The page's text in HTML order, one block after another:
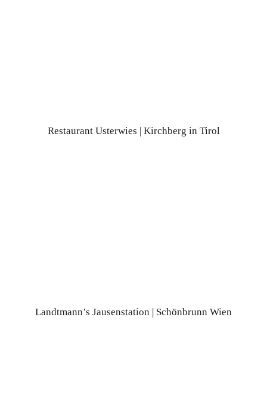
Restaurant Usterwies | Kirchberg in Tirol
Landtmann’s Jausenstation | Schönbrunn Wien